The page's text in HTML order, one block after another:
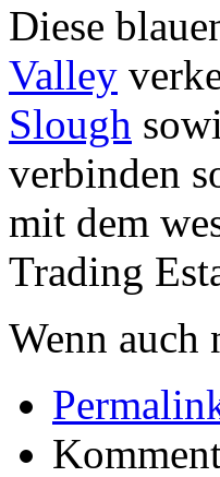
Diese
Valley
Slough
verbinden
mit dem
Trading
Wenn auch